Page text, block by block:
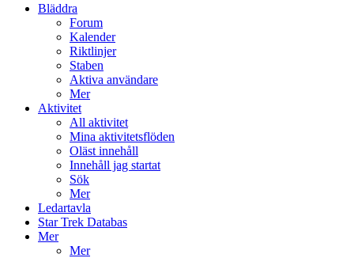
Bläddra
Forum
Kalender
Riktlinjer
Staben
Aktiva användare
Mer
Aktivitet
All aktivitet
Mina aktivitetsflöden
Oläst innehåll
Innehåll jag startat
Sök
Mer
Ledartavla
Star Trek Databas
Mer
Mer